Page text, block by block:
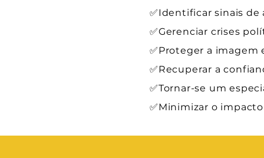
✅Identificar sinais
✅Gerenciar crises
✅Proteger a imagem
✅Recuperar a
✅Tornar-se um
✅Minimizar o